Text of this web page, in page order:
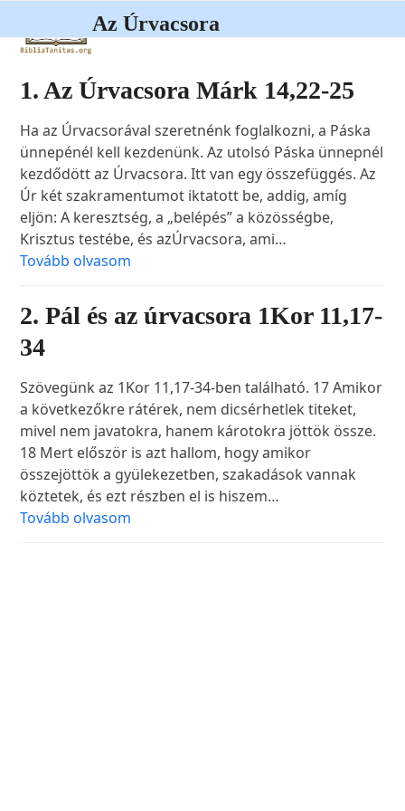
content
mobile
mobile
Az Úrvacsora
1. Az Úrvacsora Márk 14,22-25
Ha az Úrvacsorával szeretnénk foglalkozni, a Páska
ünnepénél kell kezdenünk. Az utolsó Páska ünnepnél
kezdődött az Úrvacsora. Itt van egy összefüggés. Az
Úr két szakramentumot iktatott be, addig, amíg
eljön: A keresztség, a „belépés” a közösségbe,
Krisztus testébe, és azÚrvacsora, ami…
Tovább olvasom
2. Pál és az úrvacsora 1Kor 11,17-
34
Szövegünk az 1Kor 11,17-34-ben található. 17 Amikor
a következőkre rátérek, nem dicsérhetlek titeket,
mivel nem javatokra, hanem károtokra jöttök össze.
18 Mert először is azt hallom, hogy amikor
összejöttök a gyülekezetben, szakadások vannak
köztetek, és ezt részben el is hiszem…
Tovább olvasom